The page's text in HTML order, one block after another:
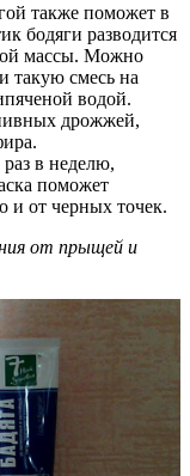
также поможет в
бодяги разводится
массы. Можно
такую смесь на
водой.
дрожжей,
в неделю,
поможет
и от черных точек.
от прыщей и